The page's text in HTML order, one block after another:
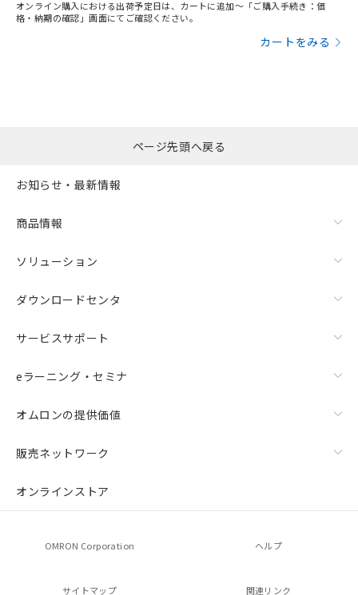
オンライン購入における出荷予定日は、カートに追加～「ご購入手続き：価
格・納期の確認」画面にてご確認ください。
カートをみる
ページ先頭へ戻る
お知らせ・最新情報
商品情報
ソリューション
ダウンロードセンタ
サービスサポート
eラーニング・セミナ
オムロンの提供価値
販売ネットワーク
オンラインストア
OMRON Corporation ヘルプ
サイトマップ 関連リンク